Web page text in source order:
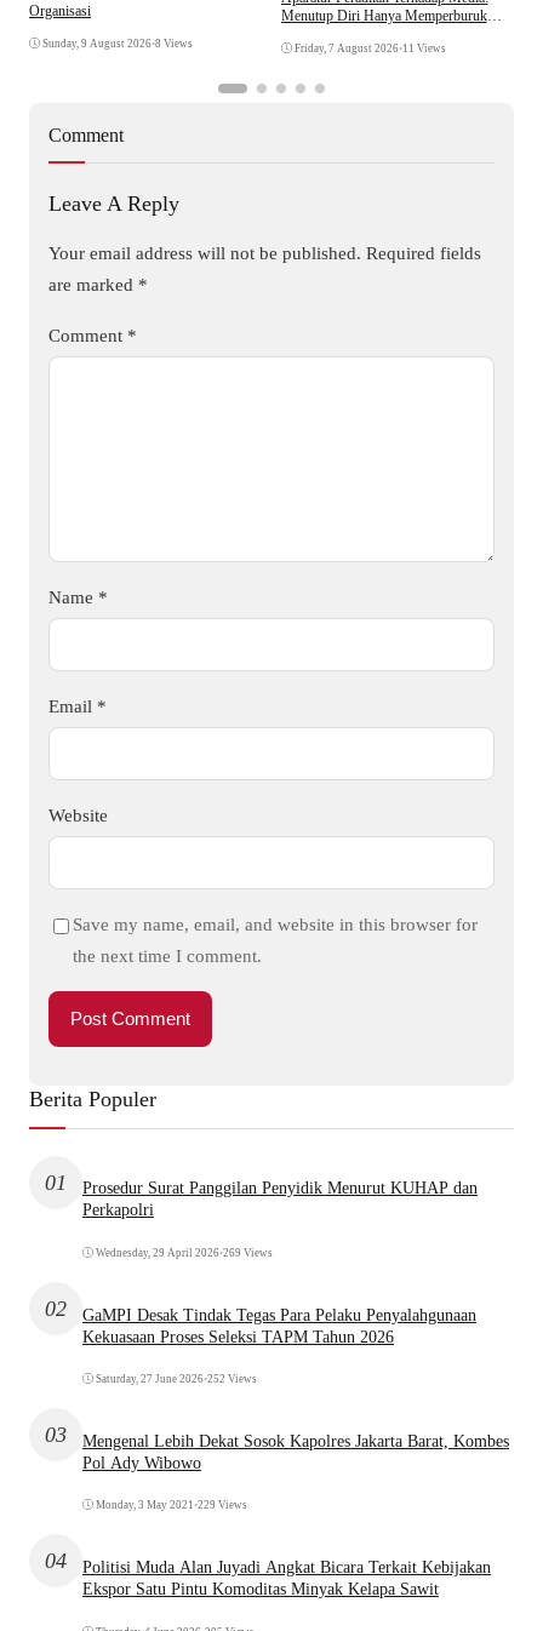
Organisasi
Sunday, 9 August 2026•8 Views
Menutup Diri Hanya Memperburuk
Friday, 7 August 2026•11 Views
Comment
Leave A Reply
Your email address will not be published. Required fields
are marked *
Comment *
Name *
Email *
Website
Save my name, email, and website in this browser for
the next time I comment.
Berita Populer
01
Prosedur Surat Panggilan Penyidik Menurut KUHAP dan
Perkapolri
Wednesday, 29 April 2026•269 Views
02
GaMPI Desak Tindak Tegas Para Pelaku Penyalahgunaan
Kekuasaan Proses Seleksi TAPM Tahun 2026
Saturday, 27 June 2026•252 Views
03
Mengenal Lebih Dekat Sosok Kapolres Jakarta Barat, Kombes
Pol Ady Wibowo
Monday, 3 May 2021 •229 Views
04
Politisi Muda Alan Juyadi Angkat Bicara Terkait Kebijakan
Ekspor Satu Pintu Komoditas Minyak Kelapa Sawit